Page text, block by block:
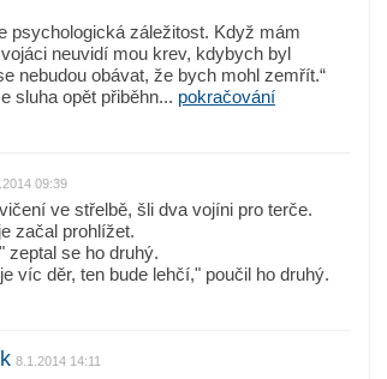
psychologická záležitost. Když mám
neuvidí mou krev, kdybych byl
nebudou obávat, že bych mohl zemřít.“
sluha opět přiběhn... pokračování
09:39
ve střelbě, šli dva vojíni pro terče.
začal prohlížet.
zeptal se ho druhý.
víc děr, ten bude lehčí," poučil ho druhý.
8.1.2014 14:11